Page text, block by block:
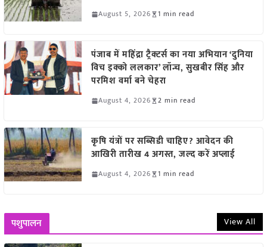
August 5, 2026 1 min read
पंजाब में महिंद्रा ट्रैक्टर्स का नया अभियान ‘दुनिया
विच इक्को ललकार’ लॉन्च, सुखबीर सिंह और
परमिश वर्मा बने चेहरा
August 4, 2026 2 min read
कृषि यंत्रों पर सब्सिडी चाहिए? आवेदन की
आखिरी तारीख 4 अगस्त, जल्द करें अप्लाई
August 4, 2026 1 min read
पशुपालन View All